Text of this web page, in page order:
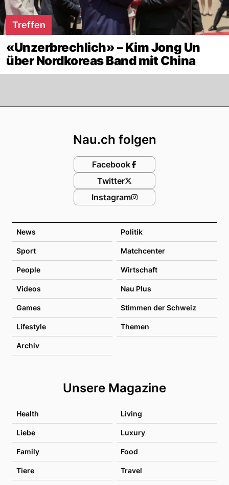
Treffen
«Unzerbrechlich» – Kim Jong Un
über Nordkoreas Band mit China
News Politik
Sport Matchcenter
People Wirtschaft
Videos Nau Plus
Games Stimmen der Schweiz
Lifestyle Themen
Archiv
Unsere Magazine
Health Living
Liebe Luxury
Family Food
Tiere Travel
Nau.ch folgen
Facebook
Twitter
Instagram